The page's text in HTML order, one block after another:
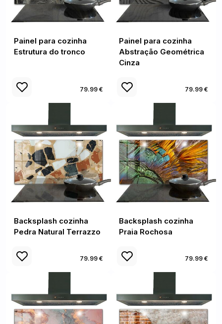
Painel para cozinha
Estrutura do tronco
79.99 €
Painel para cozinha
Abstração Geométrica
Cinza
79.99 €
Backsplash cozinha
Pedra Natural Terrazzo
79.99 €
Backsplash cozinha
Praia Rochosa
79.99 €